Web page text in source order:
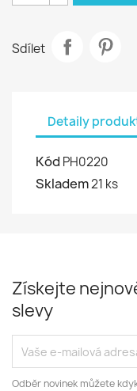
Sdílet
Detaily
Kód PH0220
Skladem21 ks
Získejte
slevy
Odběr novinek můžete